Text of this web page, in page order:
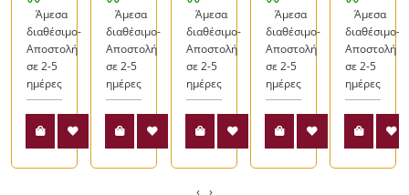
Άμεσα
διαθέσιμο-
Αποστολή
σε 2-5
ημέρες
Άμεσα
διαθέσιμο-
Αποστολή
σε 2-5
ημέρες
Άμεσα
διαθέσιμο-
Αποστολή
σε 2-5
ημέρες
Άμεσα
διαθέσιμο-
Αποστολή
σε 2-5
ημέρες
Άμεσα
διαθέσιμο-
Αποστολή
σε 2-5
ημέρες
‹ ›